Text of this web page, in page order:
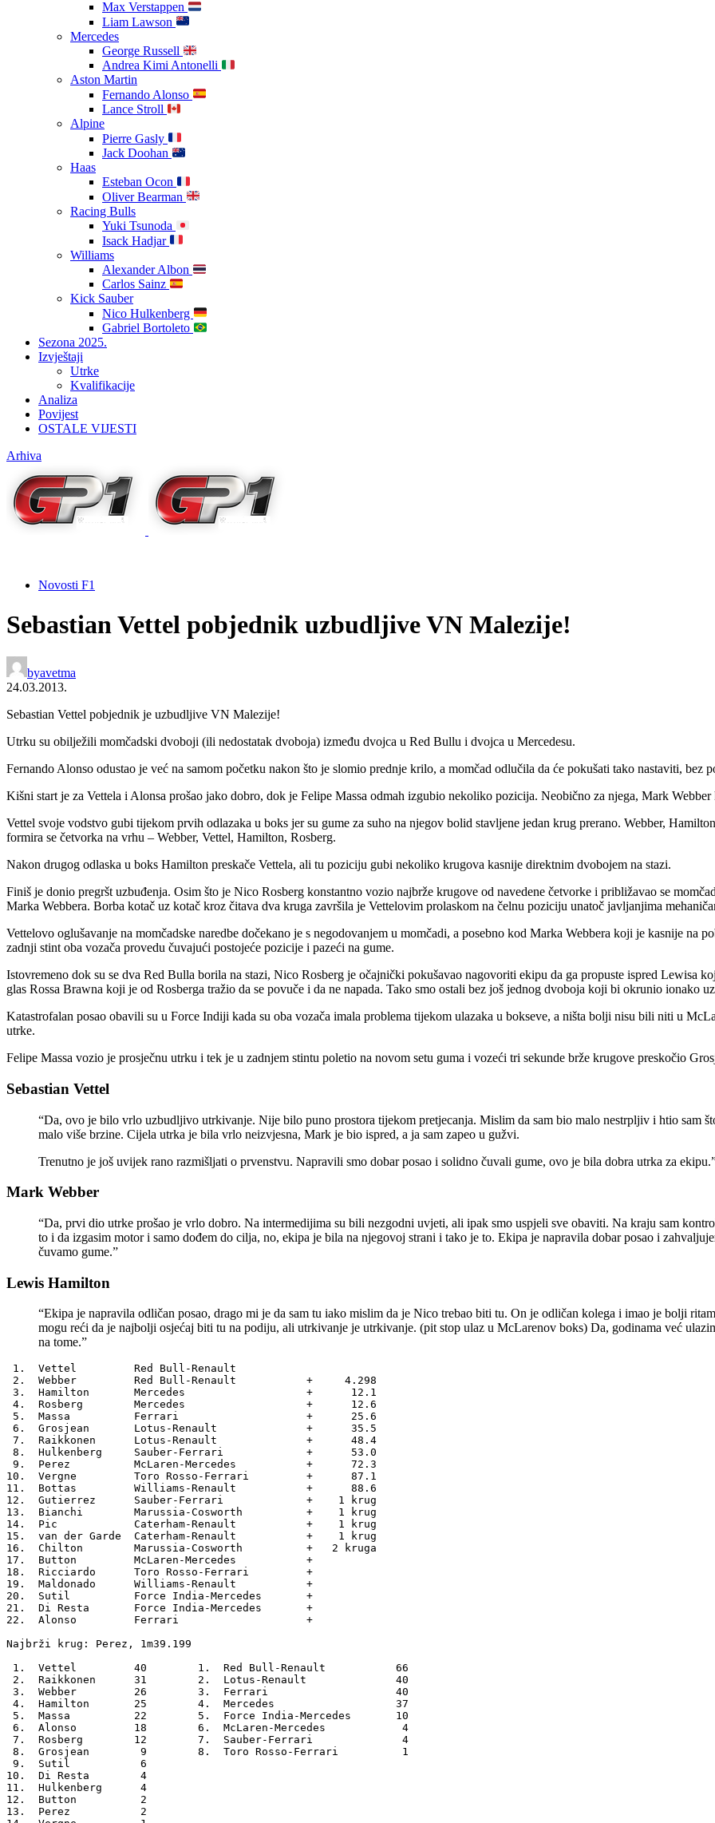
Max Verstappen
Liam Lawson
Mercedes
George Russell
Andrea Kimi Antonelli
Aston Martin
Fernando Alonso
Lance Stroll
Alpine
Pierre Gasly
Jack Doohan
Haas
Esteban Ocon
Oliver Bearman
Racing Bulls
Yuki Tsunoda
Isack Hadjar
Williams
Alexander Albon
Carlos Sainz
Kick Sauber
Nico Hulkenberg
Gabriel Bortoleto
Sezona 2025.
Izvještaji
Utrke
Kvalifikacije
Analiza
Povijest
OSTALE VIJESTI
Arhiva
Novosti F1
Sebastian Vettel pobjednik uzbudljive VN Malezije!
byavetma
24.03.2013.
Sebastian Vettel pobjednik je uzbudljive VN Malezije!
Utrku su obilježili momčadski dvoboji (ili nedostatak dvoboja) između dvojca u Red Bullu i dvojca u Mercedesu.
Fernando Alonso odustao je već na samom početku nakon što je slomio prednje krilo, a momčad odlučila da će pokušati tako nastaviti, bez
Kišni start je za Vettela i Alonsa prošao jako dobro, dok je Felipe Massa odmah izgubio nekoliko pozicija. Neobično za njega, Mark
Vettel svoje vodstvo gubi tijekom prvih odlazaka u boks jer su gume za suho na njegov bolid stavljene jedan krug prerano. Webber,
formira se četvorka na vrhu – Webber, Vettel, Hamilton, Rosberg.
Nakon drugog odlaska u boks Hamilton preskače Vettela, ali tu poziciju gubi nekoliko krugova kasnije direktnim dvobojem na stazi.
Finiš je donio pregršt uzbuđenja. Osim što je Nico Rosberg konstantno vozio najbrže krugove od navedene četvorke i približavao se
Marka Webbera. Borba kotač uz kotač kroz čitava dva kruga završila je Vettelovim prolaskom na čelnu poziciju unatoč javljanjima
Vettelovo oglušavanje na momčadske naredbe dočekano je s negodovanjem u momčadi, a posebno kod Marka Webbera koji je kasnije na
zadnji stint oba vozača provedu čuvajući postojeće pozicije i pazeći na gume.
Istovremeno dok su se dva Red Bulla borila na stazi, Nico Rosberg je očajnički pokušavao nagovoriti ekipu da ga propuste ispred Lewisa
glas Rossa Brawna koji je od Rosberga tražio da se povuče i da ne napada. Tako smo ostali bez još jednog dvoboja koji bi okrunio ionako
Katastrofalan posao obavili su u Force Indiji kada su oba vozača imala problema tijekom ulazaka u bokseve, a ništa bolji nisu bili niti u
utrke.
Felipe Massa vozio je prosječnu utrku i tek je u zadnjem stintu poletio na novom setu guma i vozeći tri sekunde brže krugove preskočio
Sebastian Vettel
“Da, ovo je bilo vrlo uzbudljivo utrkivanje. Nije bilo puno prostora tijekom pretjecanja. Mislim da sam bio malo nestrpljiv i htio sam
malo više brzine. Cijela utrka je bila vrlo neizvjesna, Mark je bio ispred, a ja sam zapeo u gužvi.
Trenutno je još uvijek rano razmišljati o prvenstvu. Napravili smo dobar posao i solidno čuvali gume, ovo je bila dobra utrka za
Mark Webber
“Da, prvi dio utrke prošao je vrlo dobro. Na intermedijima su bili nezgodni uvjeti, ali ipak smo uspjeli sve obaviti. Na kraju sam
to i da izgasim motor i samo dođem do cilja, no, ekipa je bila na njegovoj strani i tako je to. Ekipa je napravila dobar posao i
čuvamo gume.”
Lewis Hamilton
“Ekipa je napravila odličan posao, drago mi je da sam tu iako mislim da je Nico trebao biti tu. On je odličan kolega i imao je bolji
mogu reći da je najbolji osjećaj biti tu na podiju, ali utrkivanje je utrkivanje. (pit stop ulaz u McLarenov boks) Da, godinama već
na tome.”
1.  Vettel         Red Bull-Renault
2.  Webber         Red Bull-Renault           +     4.298
3.  Hamilton       Mercedes                   +      12.1
4.  Rosberg        Mercedes                   +      12.6
5.  Massa          Ferrari                    +      25.6
6.  Grosjean       Lotus-Renault              +      35.5
7.  Raikkonen      Lotus-Renault              +      48.4
8.  Hulkenberg     Sauber-Ferrari             +      53.0
9.  Perez          McLaren-Mercedes           +      72.3
10.  Vergne         Toro Rosso-Ferrari         +      87.1
11.  Bottas         Williams-Renault           +      88.6
12.  Gutierrez      Sauber-Ferrari             +    1 krug
13.  Bianchi        Marussia-Cosworth          +    1 krug
14.  Pic            Caterham-Renault           +    1 krug
15.  van der Garde  Caterham-Renault           +    1 krug
16.  Chilton        Marussia-Cosworth          +   2 kruga
17.  Button         McLaren-Mercedes           +
18.  Ricciardo      Toro Rosso-Ferrari         +
19.  Maldonado      Williams-Renault           +
20.  Sutil          Force India-Mercedes       +
21.  Di Resta       Force India-Mercedes       +
22.  Alonso         Ferrari                    +
Najbrži krug: Perez, 1m39.199
1.  Vettel         40        1.  Red Bull-Renault           66
2.  Raikkonen      31        2.  Lotus-Renault              40
3.  Webber         26        3.  Ferrari                    40
4.  Hamilton       25        4.  Mercedes                   37
5.  Massa          22        5.  Force India-Mercedes       10
6.  Alonso         18        6.  McLaren-Mercedes            4
7.  Rosberg        12        7.  Sauber-Ferrari              4
8.  Grosjean        9        8.  Toro Rosso-Ferrari          1
9.  Sutil           6
10.  Di Resta        4
11.  Hulkenberg      4
12.  Button          2
13.  Perez           2